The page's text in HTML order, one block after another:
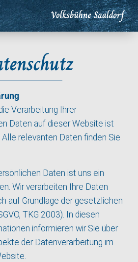
Verarbeitung Ihrer
Daten auf dieser Website ist
relevanten Daten finden Sie
Daten ist uns ein
Wir verarbeiten Ihre Daten
auf Grundlage der gesetzlichen
TKG 2003). In diesen
informieren wir Sie über
der Datenverarbeitung im